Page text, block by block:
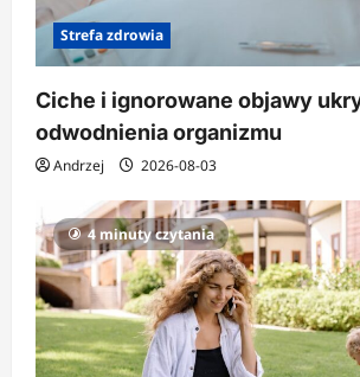
Strefa zdrowia
Ciche i ignorowane objawy
odwodnienia organizmu
Andrzej 2026-08-03
4 minuty czytania